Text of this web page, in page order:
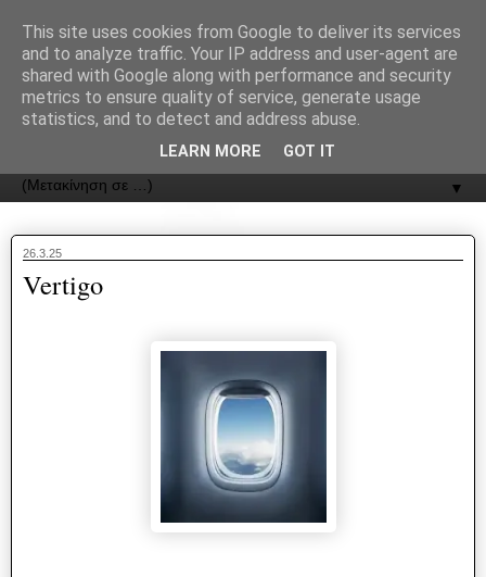
ΟΔΟΣ
▼
26.3.25
Vertigo
This site uses cookies from Google to deliver its services
and to analyze traffic. Your IP address and user-agent are
shared with Google along with performance and security
metrics to ensure quality of service, generate usage
statistics, and to detect and address abuse.
LEARN MORE GOT IT